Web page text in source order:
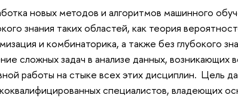
новых методов и алгоритмов машинного
знания таких областей, как теория
и комбинаторика, а также без глубокого
сложных задач в анализе данных, возникающих
работы на стыке всех этих дисциплин. Цель
специалистов, владеющих